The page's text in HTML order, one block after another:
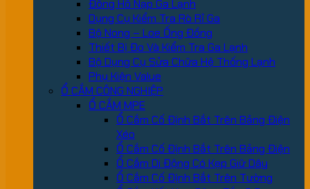
Đồng Hồ Nạp Ga Lạnh
Dụng Cụ Kiểm Tra Rò Rỉ Ga
Bộ Nong – Loe Ống Đồng
Thiết Bị Đo Và Kiểm Tra Ga Lạnh
Bộ Dụng Cụ Sửa Chữa Hệ Thống Lạnh
Phụ Kiện Value
Ổ CẮM CÔNG NGHIỆP
Ổ CẮM MPE
Ổ Cắm Cố Định Bắt Trên Bảng Điện
Xéo
Ổ Cắm Cố Định Bắt Trên Bảng Điện
Ổ Cắm Di Động Có Kẹp Giữ Dây
Ổ Cắm Cố Định Bắt Trên Tường